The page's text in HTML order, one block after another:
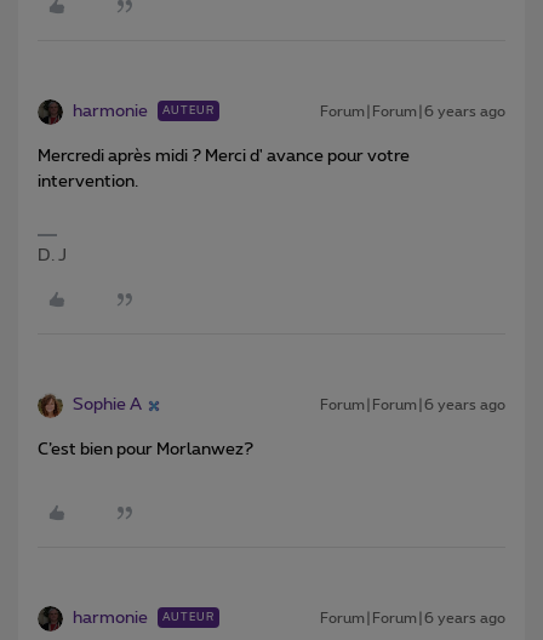
harmonie AUTEUR Forum|Forum|6 years ago
Mercredi après midi ? Merci d' avance pour votre
intervention.
D. J
Sophie A Forum|Forum|6 years ago
C’est bien pour Morlanwez?
harmonie AUTEUR Forum|Forum|6 years ago